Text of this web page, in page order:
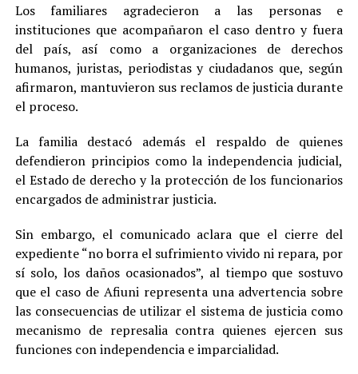
Los familiares agradecieron a las personas e
instituciones que acompañaron el caso dentro y fuera
del país, así como a organizaciones de derechos
humanos, juristas, periodistas y ciudadanos que, según
afirmaron, mantuvieron sus reclamos de justicia durante
el proceso.
La familia destacó además el respaldo de quienes
defendieron principios como la independencia judicial,
el Estado de derecho y la protección de los funcionarios
encargados de administrar justicia.
Sin embargo, el comunicado aclara que el cierre del
expediente “no borra el sufrimiento vivido ni repara, por
sí solo, los daños ocasionados”, al tiempo que sostuvo
que el caso de Afiuni representa una advertencia sobre
las consecuencias de utilizar el sistema de justicia como
mecanismo de represalia contra quienes ejercen sus
funciones con independencia e imparcialidad.